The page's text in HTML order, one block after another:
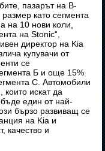
пазарът на B-
като сегмента
на 10 нови коли,
на Stonic“,
директор на Kia
купувачи от
се
Б и още 15%
C. Автомобили
които искат да
един от най-
бързо развиващ се
на Kia и
качество и